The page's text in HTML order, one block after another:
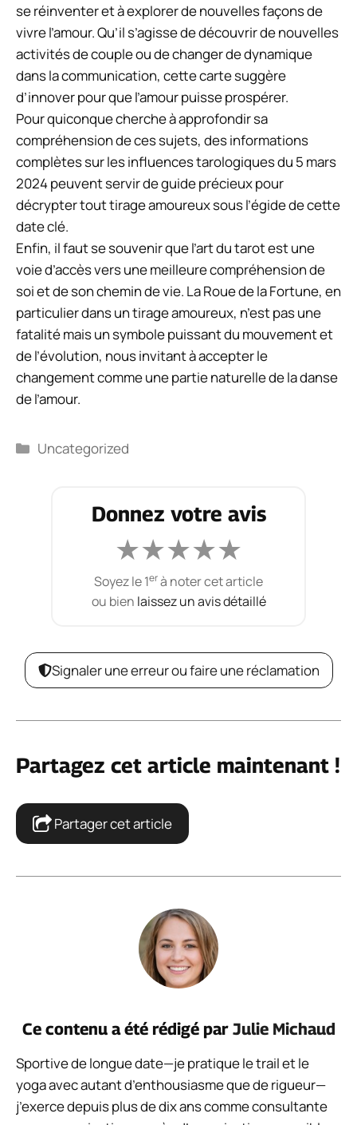
se réinventer et à explorer de nouvelles façons de
vivre l’amour. Qu’il s’agisse de découvrir de nouvelles
activités de couple ou de changer de dynamique
dans la communication, cette carte suggère
d’innover pour que l’amour puisse prospérer.
Pour quiconque cherche à approfondir sa
compréhension de ces sujets, des informations
complètes sur les influences tarologiques du 5 mars
2024 peuvent servir de guide précieux pour
décrypter tout tirage amoureux sous l’égide de cette
date clé.
Enfin, il faut se souvenir que l’art du tarot est une
voie d’accès vers une meilleure compréhension de
soi et de son chemin de vie. La Roue de la Fortune, en
particulier dans un tirage amoureux, n’est pas une
fatalité mais un symbole puissant du mouvement et
de l’évolution, nous invitant à accepter le
changement comme une partie naturelle de la danse
de l’amour.
Catégories
Uncategorized
Donnez votre avis
★★★★★
Soyez le 1erà noter cet article
ou bien laissez un avis détaillé
Signaler une erreur ou faire une réclamation
Partagez cet article maintenant !
Partager cet article
Ce contenu a été rédigé par Julie Michaud
Sportive de longue date—je pratique le trail et le
yoga avec autant d’enthousiasme que de rigueur—
j’exerce depuis plus de dix ans comme consultante